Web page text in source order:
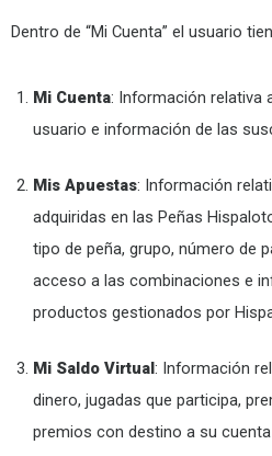
Dentro de “Mi Cuenta” el usuario
Mi Cuenta: Información relativa
usuario e información de las
Mis Apuestas: Información
adquiridas en las Peñas
tipo de peña, grupo, número de
acceso a las combinaciones e
productos gestionados por
Mi Saldo Virtual: Información
dinero, jugadas que participa,
premios con destino a su